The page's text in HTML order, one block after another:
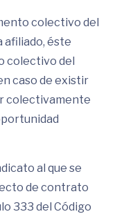
colectivo del
afiliado, éste
colectivo del
caso de existir
colectivamente
al que se
de contrato
333 del Código